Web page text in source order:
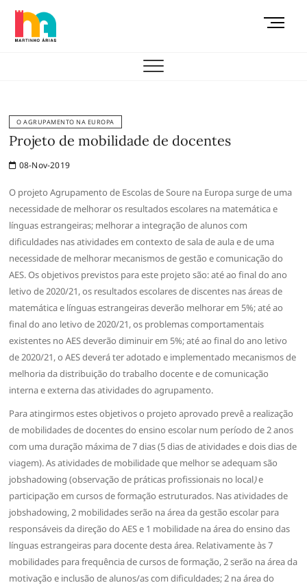
Skip
content
M
O AGRUPAMENTO NA EUROPA
Projeto de mobilidade de docentes
08-Nov-2019
O projeto Agrupamento de Escolas de Soure na Europa surge de uma
necessidade de melhorar os resultados escolares na matemática e
línguas estrangeiras; melhorar a integração de alunos com
dificuldades nas atividades em contexto de sala de aula e de uma
necessidade de melhorar mecanismos de gestão e comunicação do
AES. Os objetivos previstos para este projeto são: até ao final do ano
letivo de 2020/21, os resultados escolares de discentes nas áreas de
matemática e línguas estrangeiras deverão melhorar em 5%; até ao
final do ano letivo de 2020/21, os problemas comportamentais
existentes no AES deverão diminuir em 5%; até ao final do ano letivo
de 2020/21, o AES deverá ter adotado e implementado mecanismos de
melhoria da distribuição do trabalho docente e de comunicação
interna e externa das atividades do agrupamento.
Para atingirmos estes objetivos o projeto aprovado prevê a realização
de mobilidades de docentes do ensino escolar num período de 2 anos
com uma duração máxima de 7 dias (5 dias de atividades e dois dias de
viagem). As atividades de mobilidade que melhor se adequam são
jobshadowing (observação de práticas profissionais no local)e
participação em cursos de formação estruturados. Nas atividades de
jobshadowing, 2 mobilidades serão na área da gestão escolar para
responsáveis da direção do AES e 1 mobilidade na área do ensino das
línguas estrangeiras para docente desta área. Relativamente às 7
mobilidades para frequência de cursos de formação, 2 serão na área da
motivação e inclusão de alunos/as com dificuldades; 2 na área do